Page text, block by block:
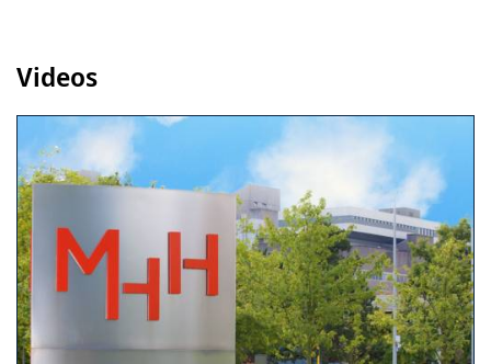
Videos